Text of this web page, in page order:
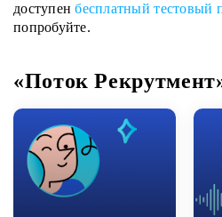
доступенбесплатный тестовый
попробуйте.
«Поток